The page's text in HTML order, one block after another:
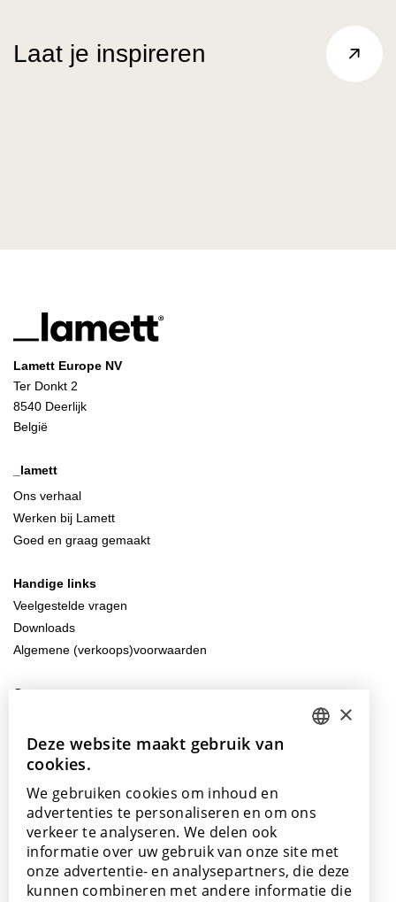
Laat je inspireren
Lamett Europe NV
Ter Donkt 2
8540 Deerlijk
België
_lamett
Ons verhaal
Werken bij Lamett
Goed en graag gemaakt
Handige links
Veelgestelde vragen
Downloads
Algemene (verkoops)voorwaarden
Contacteer ons
+32 56 77 45 15
Onze showroom
Onze verkooppunten
GERMAN
SPANISH
×
Deze website maakt gebruik van
cookies.
We gebruiken cookies om inhoud en
advertenties te personaliseren en om ons
verkeer te analyseren. We delen ook
informatie over uw gebruik van onze site met
onze advertentie- en analysepartners, die deze
kunnen combineren met andere informatie die